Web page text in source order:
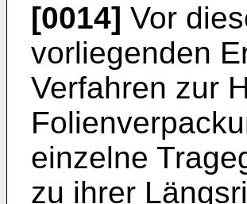
[0014] Vor
vorliegenden
Verfahren zur
einzelne
zu ihrer